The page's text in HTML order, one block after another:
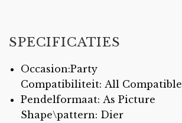
SPECIFICATIES
Occasion:Party
Compatibiliteit: All Compatible
Pendelformaat: As Picture
Shape\pattern: Dier